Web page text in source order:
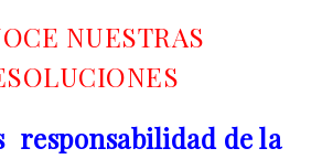
NUESTRAS
responsabilidad de la